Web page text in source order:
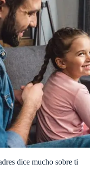
dice mucho sobre ti